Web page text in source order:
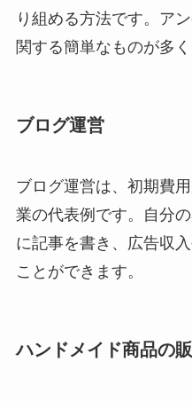
り組める方法です。ア
関する簡単なものが多
ブログ運営
ブログ運営は、初期費
業の代表例です。自分
に記事を書き、広告収
ことができます。
ハンドメイド商品の